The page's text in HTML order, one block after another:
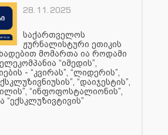
28.11.2025
საქართველოს
ჟურნალისტური ეთიკის
მომართა ია როდამი
“იმედის”,
- “კვირას”, “ლიდერის”,
“დაიჯესტის”,
“ინფოფოსტალიონის”,
“ექსკლუზივტივის”